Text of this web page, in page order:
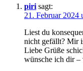
piri sagt:
21. Februar 2024
Liest du
nicht gefällt? Mir
Liebe Grüße
wünsche ich dir –